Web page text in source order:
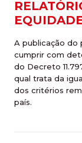
A publicação
cumprir com
do Decreto
qual trata da
dos critérios
país.